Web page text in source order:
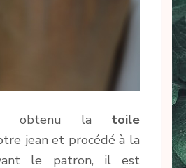
obtenu la toile
jean et procédé à la
le patron, il est